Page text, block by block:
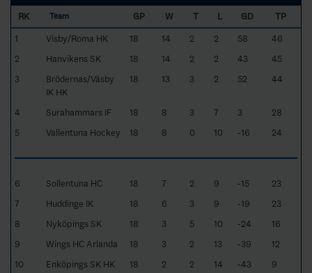
RK Team GP W T L GD
TP
1
Visby/Roma HK 18 14 2 2 58
46
2
Hanvikens SK 18 14 2 2 43
45
3
Brödernas/Väsby
IK HK
18 13 3 2 52 44
4 Surahammars IF 18 8 3 7 3
28
5
Vallentuna Hockey 18 8 0 10 -16 24
6 Sollentuna HC 18 7 2 9 -15
23
7
Huddinge IK 18 6 3 9 -19
23
8
Nyköpings SK 18 3 5 10 -24
16
9
Wings HC Arlanda 18 3 2 13 -39
12
10
Enköpings SK HK 18 2 2 14 -43 9